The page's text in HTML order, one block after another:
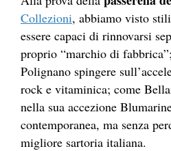
Collezioni, abbiamo visto
essere capaci di rinnovarsi
proprio “marchio di
Polignano spingere
rock e vitaminica; come
nella sua accezione
contemporanea, ma senza
migliore sartoria italiana.